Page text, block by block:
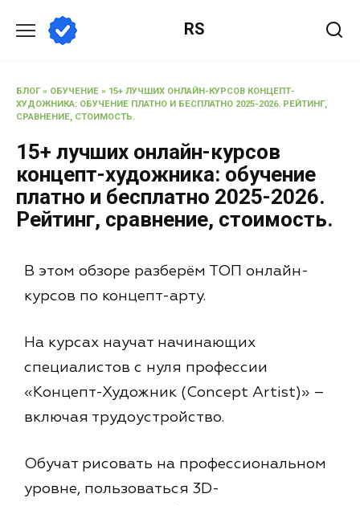
RS
БЛОГ» ОБУЧЕНИЕ » 15+ ЛУЧШИХ ОНЛАЙН-КУРСОВ КОНЦЕПТ-
ХУДОЖНИКА: ОБУЧЕНИЕ ПЛАТНО И БЕСПЛАТНО 2025-2026. РЕЙТИНГ,
СРАВНЕНИЕ, СТОИМОСТЬ.
15+ лучших онлайн-курсов
концепт-художника: обучение
платно и бесплатно 2025-2026.
Рейтинг, сравнение, стоимость.
В этом обзоре разберём ТОП онлайн-
курсов по концепт-арту.
На курсах научат начинающих
специалистов с нуля профессии
«Концепт-Художник (Concept Artist)» –
включая трудоустройство.
Обучат рисовать на профессиональном
уровне, пользоваться 3D-